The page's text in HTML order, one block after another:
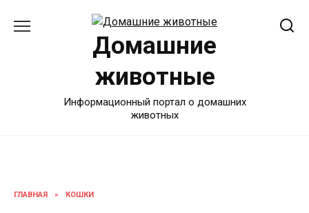
Домашние
животные
Информационный портал о домашних
животных
ГЛАВНАЯ » КОШКИ